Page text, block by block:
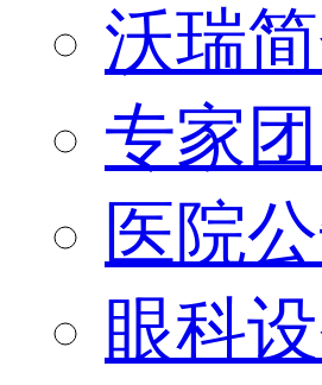
沃瑞
专家
医院
眼科